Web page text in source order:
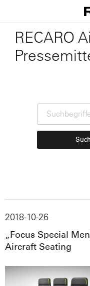
RECARO
2018-10-26
„Focus Special
Aircraft Seating